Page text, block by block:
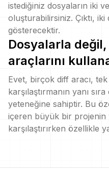
istediğiniz dosyaların iki
oluşturabilirsiniz. Çıktı,
gösterecektir.
Dosyalarla
araçlarını
Evet, birçok diff aracı,
karşılaştırmanın yanı
yeteneğine sahiptir. Bu
içeren büyük bir projenin
karşılaştırırken özellikle